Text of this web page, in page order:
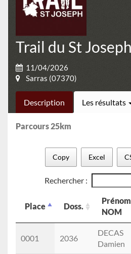
Trail du St
11/04/2026
Sarras (07370)
Description Les résultats
Parcours 25km
Copy Excel
Rechercher :
Place Doss.
Prénom
NOM
Prénom
NOM
0001
2036
DECAS
Damien